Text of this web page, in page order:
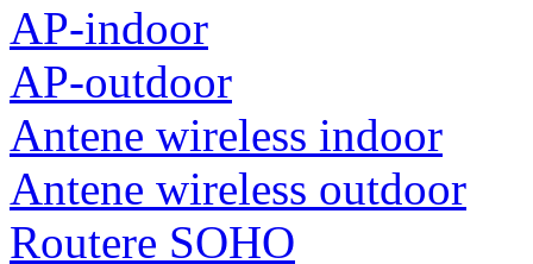
AP-indoor
AP-outdoor
Antene wireless indoor
Antene wireless outdoor
Routere SOHO